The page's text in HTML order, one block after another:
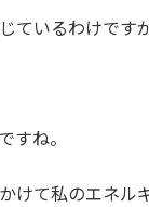
ているわけです
すね。
けて私のエネル